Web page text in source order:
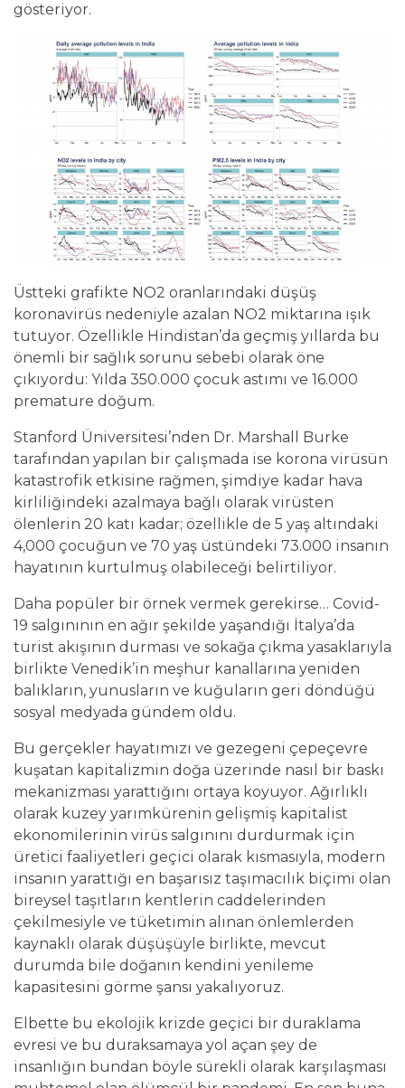
gösteriyor.
Üstteki grafikte NO2 oranlarındaki düşüş
koronavirüs nedeniyle azalan NO2 miktarına ışık
tutuyor. Özellikle Hindistan’da geçmiş yıllarda bu
önemli bir sağlık sorunu sebebi olarak öne
çıkıyordu: Yılda 350.000 çocuk astımı ve 16.000
premature doğum.
Stanford Üniversitesi’nden Dr. Marshall Burke
tarafından yapılan bir çalışmada ise korona virüsün
katastrofik etkisine rağmen, şimdiye kadar hava
kirliliğindeki azalmaya bağlı olarak virüsten
ölenlerin 20 katı kadar; özellikle de 5 yaş altındaki
4,000 çocuğun ve 70 yaş üstündeki 73.000 insanın
hayatının kurtulmuş olabileceği belirtiliyor.
Daha popüler bir örnek vermek gerekirse… Covid-
19 salgınının en ağır şekilde yaşandığı İtalya’da
turist akışının durması ve sokağa çıkma yasaklarıyla
birlikte Venedik’in meşhur kanallarına yeniden
balıkların, yunusların ve kuğuların geri döndüğü
sosyal medyada gündem oldu.
Bu gerçekler hayatımızı ve gezegeni çepeçevre
kuşatan kapitalizmin doğa üzerinde nasıl bir baskı
mekanizması yarattığını ortaya koyuyor. Ağırlıklı
olarak kuzey yarımkürenin gelişmiş kapitalist
ekonomilerinin virüs salgınını durdurmak için
üretici faaliyetleri geçici olarak kısmasıyla, modern
insanın yarattığı en başarısız taşımacılık biçimi olan
bireysel taşıtların kentlerin caddelerinden
çekilmesiyle ve tüketimin alınan önlemlerden
kaynaklı olarak düşüşüyle birlikte, mevcut
durumda bile doğanın kendini yenileme
kapasitesini görme şansı yakalıyoruz.
Elbette bu ekolojik krizde geçici bir duraklama
evresi ve bu duraksamaya yol açan şey de
insanlığın bundan böyle sürekli olarak karşılaşması